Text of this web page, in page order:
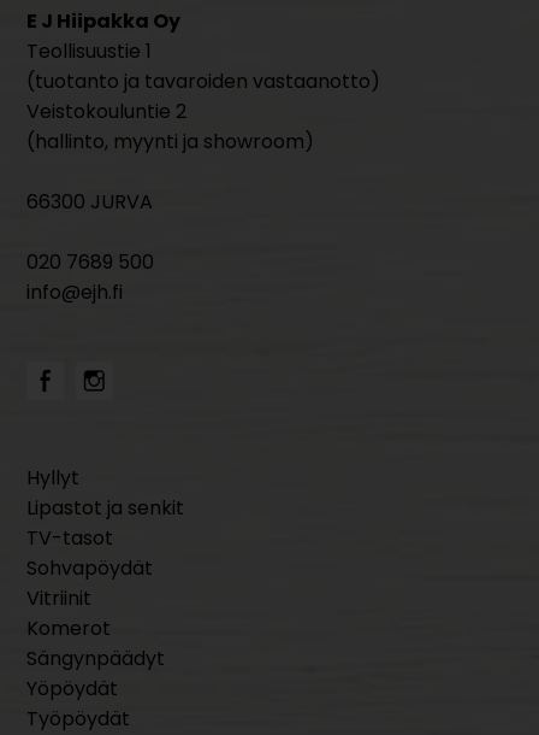
E J Hiipakka Oy
Teollisuustie 1
(tuotanto ja tavaroiden vastaanotto)
Veistokouluntie 2
(hallinto, myynti ja showroom)
66300 JURVA
020 7689 500
info@ejh.fi
Hyllyt
Lipastot ja senkit
TV-tasot
Sohvapöydät
Vitriinit
Komerot
Sängynpäädyt
Yöpöydät
Työpöydät